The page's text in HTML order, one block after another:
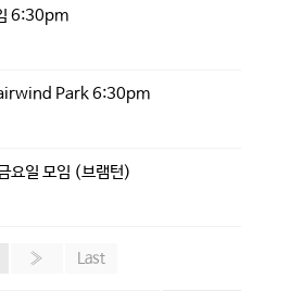
6:30pm
Park 6:30pm
요일 모임 (브램턴)
» Last